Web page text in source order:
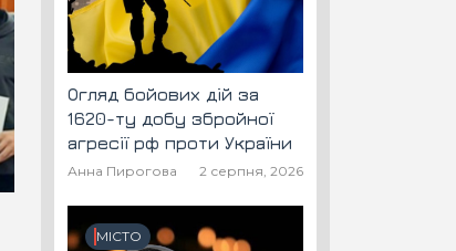
Огляд бойових дій за
1620-ту добу збройної
агресії рф проти України
Анна Пирогова 2 серпня, 2026
МІСТО